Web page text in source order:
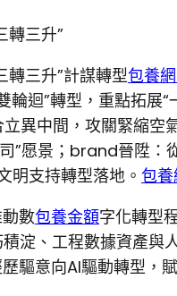
轉三升”
轉三升”計謀轉型包養
迴”轉型，重點拓展
異中間，攻關緊縮空
”愿景；brand晉陞
明支持轉型落地。 包養
數包養金額字化轉型
淀、工程數據資產
驅意向AI驅動轉型，